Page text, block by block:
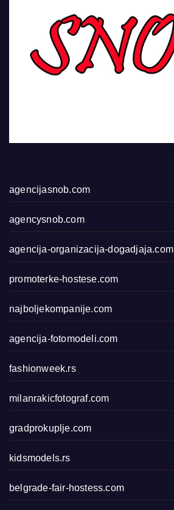
agencijasnob.com
agencysnob.com
agencija-organizacija-dogadjaja.com
promoterke-hostese.com
najboljekompanije.com
agencija-fotomodeli.com
fashionweek.rs
milanrakicfotograf.com
gradprokuplje.com
kidsmodels.rs
belgrade-fair-hostess.com